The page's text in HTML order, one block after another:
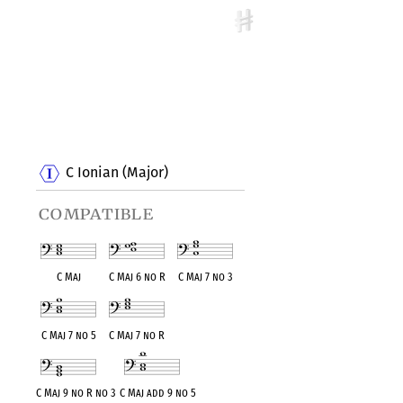
C Ionian (Major)
compatible
C Maj C Maj 6 no R C Maj 7 no 3
C Maj 7 no 5 C Maj 7 no R
C Maj 9 no R no 3 C Maj add 9 no 5